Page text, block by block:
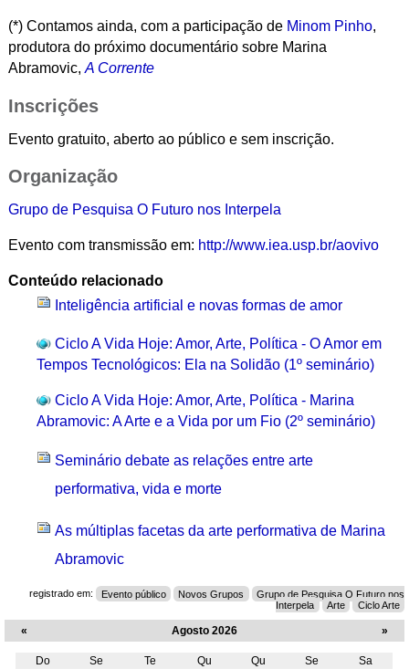
(*) Contamos ainda, com a participação de Minom Pinho,
produtora do próximo documentário sobre Marina
Abramovic, A Corrente
Inscrições
Evento gratuito, aberto ao público e sem inscrição.
Organização
Grupo de Pesquisa O Futuro nos Interpela
Evento com transmissão em: http://www.iea.usp.br/aovivo
Conteúdo relacionado
Inteligência artificial e novas formas de amor
Ciclo A Vida Hoje: Amor, Arte, Política - O Amor em
Tempos Tecnológicos: Ela na Solidão (1º seminário)
Ciclo A Vida Hoje: Amor, Arte, Política - Marina
Abramovic: A Arte e a Vida por um Fio (2º seminário)
Seminário debate as relações entre arte
performativa, vida e morte
As múltiplas facetas da arte performativa de Marina
Abramovic
registrado em: Evento público Novos Grupos
Grupo de Pesquisa O Futuro nos
Interpela
Arte Ciclo Arte
« Agosto 2026 »
Do Se Te Qu Qu Se
Sa